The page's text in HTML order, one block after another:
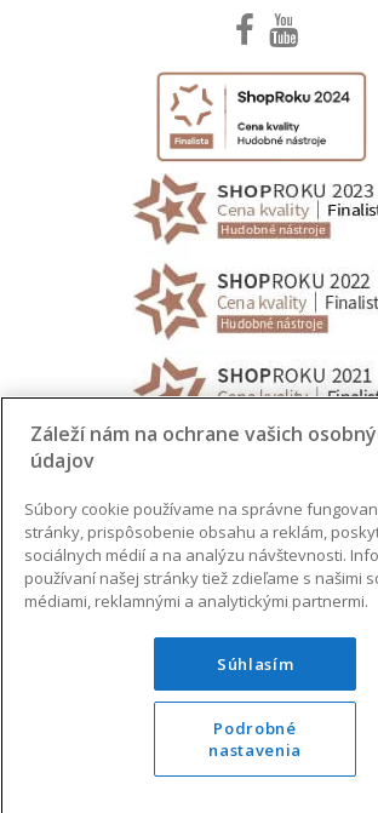
Záleží nám na ochrane vašich
údajov
Súbory cookie používame na správne
stránky, prispôsobenie obsahu a reklám,
sociálnych médií a na analýzu návštevnosti.
používaní našej stránky tiež zdieľame s našimi
médiami, reklamnými a analytickými partnermi.
Súhlasím
Podrobné
nastavenia